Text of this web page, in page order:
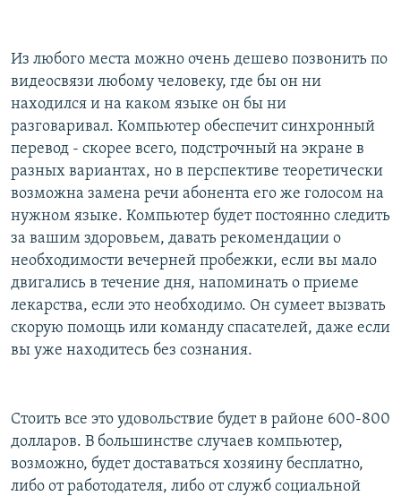
Из любого места можно очень дешево позвонить по
видеосвязи любому человеку, где бы он ни
находился и на каком языке он бы ни
разговаривал. Компьютер обеспечит синхронный
перевод - скорее всего, подстрочный на экране в
разных вариантах, но в перспективе теоретически
возможна замена речи абонента его же голосом на
нужном языке. Компьютер будет постоянно следить
за вашим здоровьем, давать рекомендации о
необходимости вечерней пробежки, если вы мало
двигались в течение дня, напоминать о приеме
лекарства, если это необходимо. Он сумеет вызвать
скорую помощь или команду спасателей, даже если
вы уже находитесь без сознания.
Стоить все это удовольствие будет в районе 600-800
долларов. В большинстве случаев компьютер,
возможно, будет доставаться хозяину бесплатно,
либо от работодателя, либо от служб социальной